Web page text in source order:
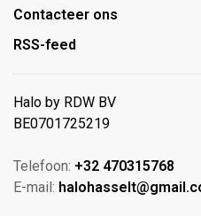
Contacteer ons
RSS-feed
Halo by RDW BV
BE0701725219
Telefoon: +32 470315768
E-mail: